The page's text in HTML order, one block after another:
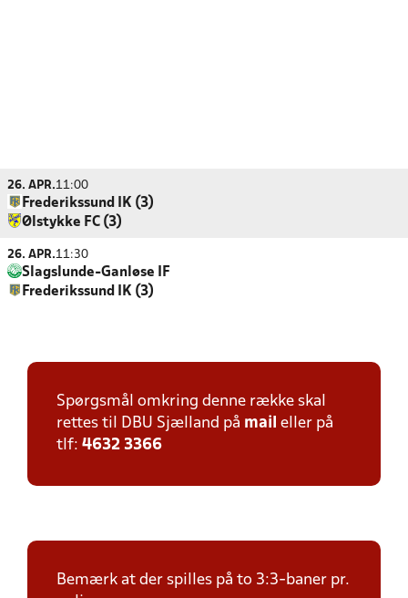
26. APR.11:00
Frederikssund IK (3)
Ølstykke FC (3)
26. APR.11:30
Slagslunde-Ganløse IF
Frederikssund IK (3)
Spørgsmål omkring denne række skal
rettes til DBU Sjælland på mail eller på
tlf: 4632 3366
Bemærk at der spilles på to 3:3-baner pr.